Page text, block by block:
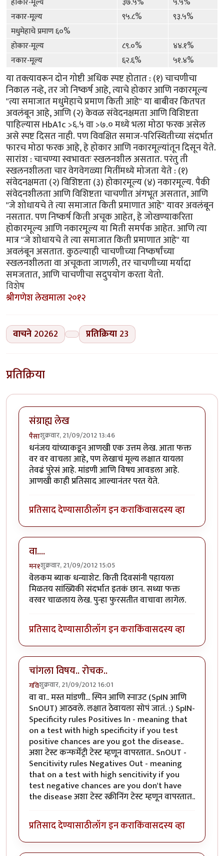
नकार-मूल्य
९५.८%
९३.५%
मधुमेहाचे प्रमाण ६०%
होकार-मूल्य
८९.०%
४४.१%
नकार-मूल्य
६२.६% ५१.४%
या तक्त्यावरून दोन गोष्टी अधिक स्पष्ट होतात : (१) चाचणीचा
निकाल नव्हे, तर जो निष्कर्ष आहे, त्याचे होकार आणि नकारमूल्य
"त्या समाजात मधुमेहाचे प्रमाण किती आहे" या बाबीवर कितपत
अवलंबून आहे, आणि (२) केवळ संवेदनक्षमता आणि विशिष्टता
पाहिल्यास HbA1c >६.५ वा >७.० मध्ये भला मोठा फरक असेल
असे स्पष्ट दिसत नाही. पण विवक्षित समाज-परिस्थितीच्या संदर्भात
फारच मोठा फरक आहे, हे होकार आणि नकारमूल्यांतून दिसून येते.
सारांश : चाचण्या स्वभावतः स्खलनशील असतात. परंतु ती
स्खलनशीलता चार वेगवेगळ्या मितींमध्ये मोजता येते : (१)
संवेदनक्षमता (२) विशिष्टता (३) होकारमूल्य (४) नकारमूल्य. पैकी
संवेदनशीलता आणि विशिष्टता चाचणीत अंगभूत असतात, आणि
"जे शोधायचे ते त्या समाजात किती प्रमाणात आहे" यावर अवलंबून
नसतात. पण निष्कर्ष किती अचूक आहेत, हे जोखण्याकरिता
होकारमूल्य आणि नकारमूल्य या मिती समर्पक आहेत. आणि त्या
मात्र "जे शोधायचे ते त्या समाजात किती प्रमाणात आहे" या
अवलंबून असतात. कुठल्याही चाचणीच्या निष्कर्षांच्या
स्खलनशीलता वा अचूकता जाणली, तर चाचणीच्या मर्यादा
समजतात, आणि चाचणीचा सदुपयोग करता येतो.
विशेष
श्रीगणेश लेखमाला २०१२
वाचने 20262 प्रतिक्रिया 23
प्रतिक्रिया
संग्राह्य लेख
पैसाशुक्रवार, 21/09/2012 13:46
धनंजय यांच्याकडून आणखी एक उत्तम लेख. आता फक्त
वर वर वाचला आहे, पण लेखाचं मूल्य लक्षात यायला
तेवढं पुरेसं आहे. मांडणी आणि विषय आवडला आहे.
आणखी काही प्रतिसाद आल्यानंतर परत येते.
प्रतिसाद देण्यासाठीलॉग इन कराकिंवासदस्य व्हा
वा....
मन१शुक्रवार, 21/09/2012 15:05
वेलकम ब्याक धन्याशेट. किती दिवसांनी पहायला
मिळतय सांख्यिकी संदर्भात इतकं छान. सध्या फक्त
वरवर चाळलाय लेख. पुन्हा फुरसतीत वाचावा लागेल.
प्रतिसाद देण्यासाठीलॉग इन कराकिंवासदस्य व्हा
चांगला विषय.. रोचक..
गविशुक्रवार, 21/09/2012 16:01
वा वा.. मस्त मांडणी... स्पिन आणि स्नाउट (SpIN आणि
SnOUT) आठवले. लक्षात ठेवायला सोपं जातं. :) SpIN-
Specificity rules Positives In - meaning that
on a test with high specificity if you test
positive chances are you got the disease..
अशा टेस्ट कन्फर्मेट्री टेस्ट म्हणून वापरतात.. SnOUT -
Sencitivity rules Negatives Out - meaning
that on a test with high sencitivity if you
test negative chances are you don't have
the disease अशा टेस्ट स्क्रीनिंग टेस्ट म्हणून वापरतात..
प्रतिसाद देण्यासाठीलॉग इन कराकिंवासदस्य व्हा